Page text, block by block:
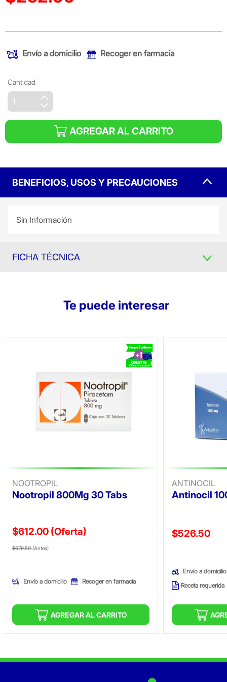
Envío a domicilio Recoger en farmacia
Cantidad
AGREGAR AL CARRITO
BENEFICIOS, USOS Y PRECAUCIONES
Sin Información
FICHA TÉCNICA
Te puede interesar
NOOTROPIL
Nootropil 800Mg 30 Tabs
$612.00 (Oferta)
Precio reducido de
$679.50(Antes)(Oferta)
Envío a domicilio Recoger en farmacia
AGREGAR AL CARRITO
ANTINOCIL
Antinocil
Precio
$526.50
Envío a domicilio
Receta requerida